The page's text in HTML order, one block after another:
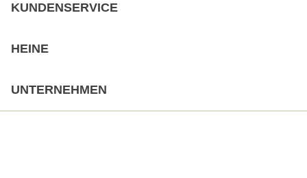
KUNDENSERVICE
HEINE
UNTERNEHMEN